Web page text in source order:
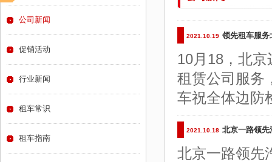
2021.10.19 领先租车服务
10月18，北
租赁公司服务
车祝全体边防
2021.10.18 北京一路领先
北京一路领先
公司新闻
促销活动
行业新闻
租车常识
租车指南